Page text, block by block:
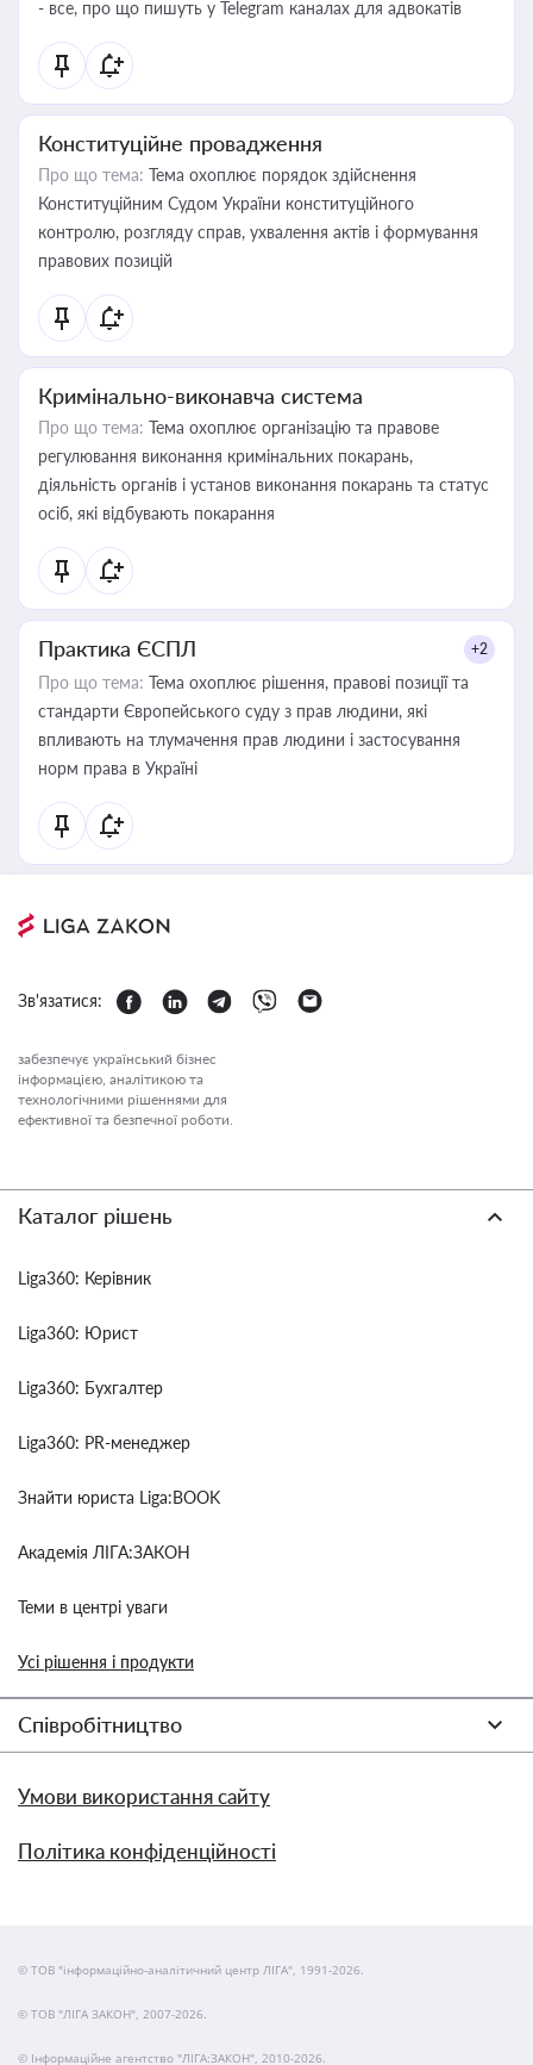
- все, про що пишуть у Telegram каналах для адвокатів
Конституційне провадження
Про що тема: Тема охоплює порядок здійснення
Конституційним Судом України конституційного
контролю, розгляду справ, ухвалення актів і формування
правових позицій
Кримінально-виконавча система
Про що тема: Тема охоплює організацію та правове
регулювання виконання кримінальних покарань,
діяльність органів і установ виконання покарань та статус
осіб, які відбувають покарання
Практика ЄСПЛ +2
Про що тема: Тема охоплює рішення, правові позиції та
стандарти Європейського суду з прав людини, які
впливають на тлумачення прав людини і застосування
норм права в Україні
Зв'язатися:
забезпечує український бізнес
інформацією, аналітикою та
технологічними рішеннями для
ефективної та безпечної роботи.
Каталог рішень
Liga360: Керівник
Liga360: Юрист
Liga360: Бухгалтер
Liga360: PR-менеджер
Знайти юриста Liga:BOOK
Академія ЛІГА:ЗАКОН
Теми в центрі уваги
Усі рішення і продукти
Співробітництво
Умови використання сайту
Політика конфіденційності
© ТОВ "інформаційно-аналітичний центр ЛІГА", 1991-2026.
© ТОВ "ЛІГА ЗАКОН", 2007-2026.
© Інформаційне агентство "ЛІГА:ЗАКОН", 2010-2026.